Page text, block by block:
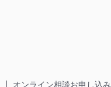
オンライン相談お申し込み